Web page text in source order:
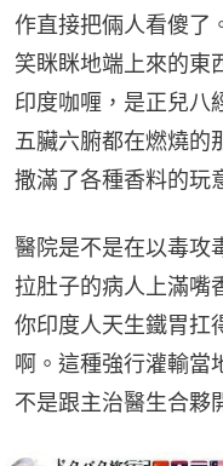
作直接把倆人看傻了
笑眯眯地端上來的
印度咖喱，是正兒八
五臟六腑都在燃燒的
撒滿了各種香料的玩
醫院是不是在以毒攻
拉肚子的病人上滿嘴
你印度人天生鐵胃扛
啊。這種強行灌輸當
不是跟主治醫生合夥